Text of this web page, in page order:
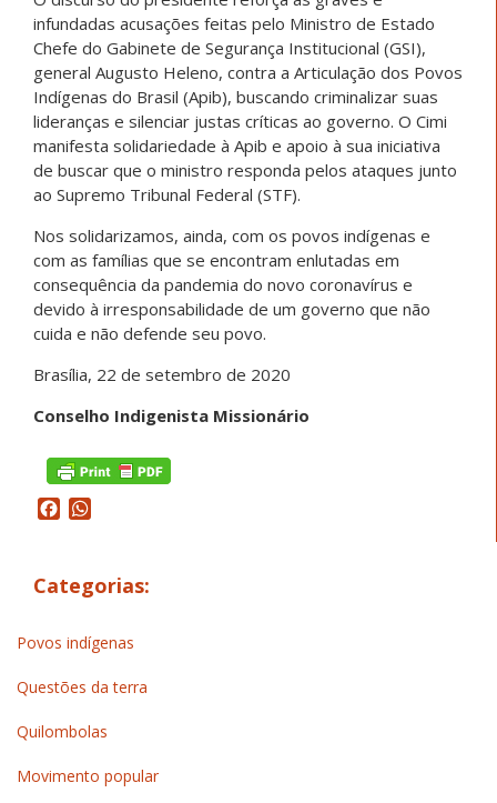
infundadas acusações feitas pelo Ministro de Estado
Chefe do Gabinete de Segurança Institucional (GSI),
general Augusto Heleno, contra a Articulação dos Povos
Indígenas do Brasil (Apib), buscando criminalizar suas
lideranças e silenciar justas críticas ao governo. O Cimi
manifesta solidariedade à Apib e apoio à sua iniciativa
de buscar que o ministro responda pelos ataques junto
ao Supremo Tribunal Federal (STF).
Nos solidarizamos, ainda, com os povos indígenas e
com as famílias que se encontram enlutadas em
consequência da pandemia do novo coronavírus e
devido à irresponsabilidade de um governo que não
cuida e não defende seu povo.
Brasília, 22 de setembro de 2020
Conselho Indigenista Missionário
Facebook
Categorias:
Povos indígenas
Questões da terra
Quilombolas
Movimento popular